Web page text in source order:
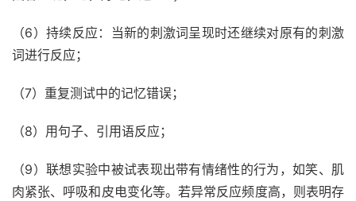
（6）持续反应：当新的刺激词呈现时还继续对原有的刺激
词进行反应；
（7）重复测试中的记忆错误；
（8）用句子、引用语反应；
（9）联想实验中被试表现出带有情绪性的行为，如笑、肌
肉紧张、呼吸和皮电变化等。若异常反应频度高，则表明存